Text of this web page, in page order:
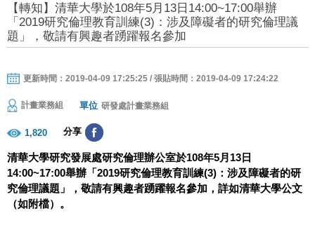
【轉知】清華大學於108年5月13日14:00~17:00舉辦
「2019研究倫理教育訓練(3)：涉及障礙者的研究倫理議
題」，敬請有興趣者踴躍報名參加
更新時間：2019-04-09 17:25:25 / 張貼時間：2019-04-09 17:24:22
計畫業務組 單位 研發處計畫業務組
1,820 分享
清華大學研究發展處研究倫理辦公室於108年5月 13 日
14:00~17:00舉辦「2019研究倫理教育訓練(3) ：涉及障礙者的研
究倫理議題」，敬請有興趣者踴躍報名參加，詳如清華大學公文
（如附檔）。